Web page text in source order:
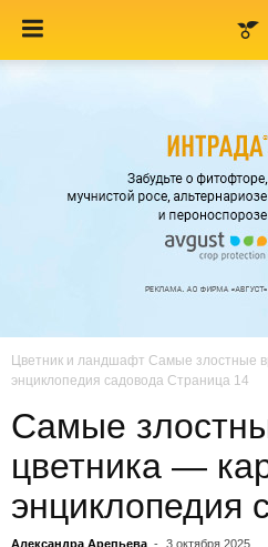
Цветник и ландшафт Самые злостные
энциклопедия садовода Страница 14
Самые
цветника —
энциклопедия
Александра Арепьева - 3 октября 2025